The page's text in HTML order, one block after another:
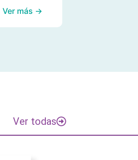
Ver más →
Ver todas